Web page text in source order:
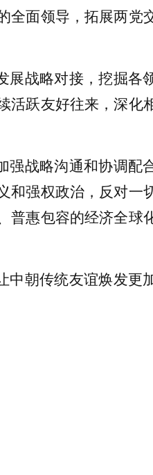
面领导，拓展两党
战略对接，挖掘各
跃友好往来，深化
战略沟通和协调配
和强权政治，反对一
普惠包容的经济全球
中朝传统友谊焕发更